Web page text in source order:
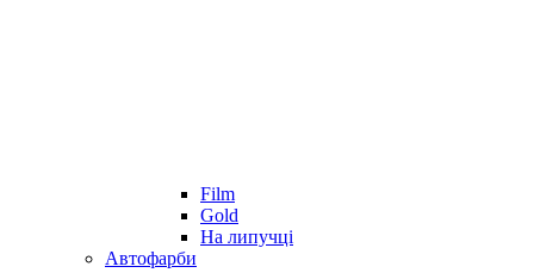
Film
Gold
На липучці
Автофарби